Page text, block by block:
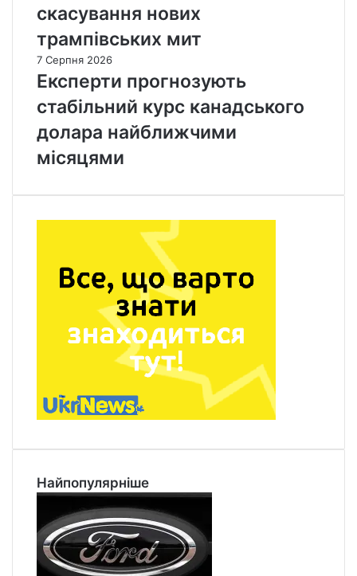
скасування нових
трампівських мит
7 Серпня 2026
Експерти прогнозують
стабільний курс канадського
долара найближчими
місяцями
Найпопулярніше